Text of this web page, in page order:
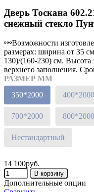
Дверь Тоскана
снежный стекло
Возможности
размерах: ширина от 35
130)/(160-230) см. Высота
верхнего заполнения.
РАЗМЕР ММ
350*2000
400*2000
700*2000 800*2000
Нестандартный
14 100руб.
Дополнительные опции